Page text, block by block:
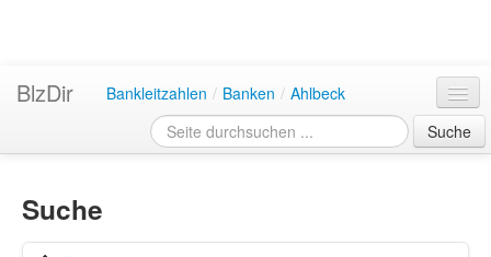
BlzDir Bankleitzahlen / Banken / Ahlbeck
Suche
Suche